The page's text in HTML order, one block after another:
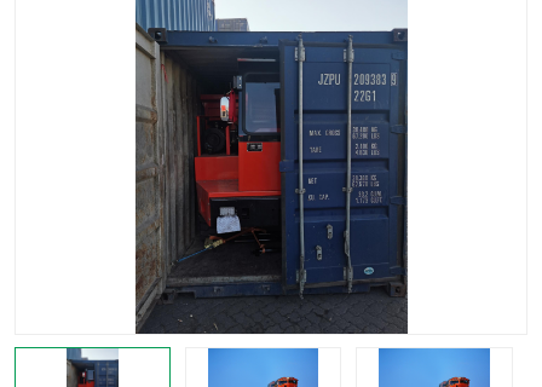
蒙古乌兰巴托空运专线
蒙古乌兰巴托汽运专线
中亚铁路运输